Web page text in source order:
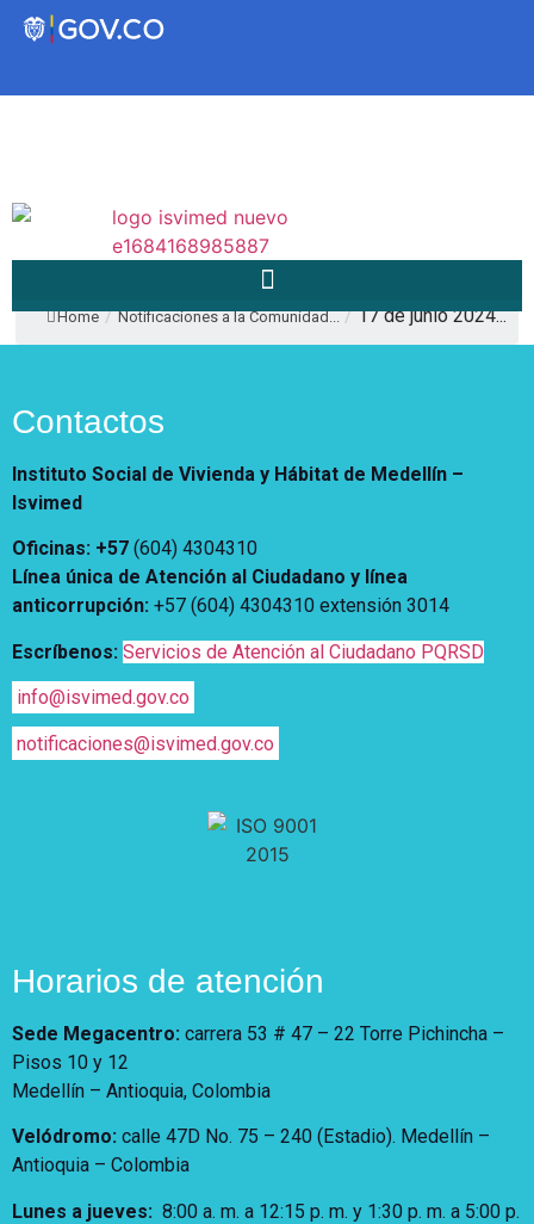
Servicios
Mejoramiento de
Vivienda Nueva
Vivienda un proyecto
familiar
Titulación
Arrendamiento temporal
Reconocimiento de
Edificaciones – C0
Convocatorias
¿Qué es el ISVIMED?
Plan de Desarrollo
Rendición de cuentas
Directorio de servidores
Opciones de accesibilidad
A+ A A-
Tamaño de la
Home / Notificaciones a la Comunidad... / 17 de junio 2024...
Contactos
Instituto Social de Vivienda y Hábitat de Medellín –
Isvimed
Oficinas: +57 (604) 4304310
Línea única de Atención al Ciudadano y línea
anticorrupción: +57 (604) 4304310 extensión 3014
Escríbenos: Servicios de Atención al Ciudadano PQRSD
info@isvimed.gov.co
notificaciones@isvimed.gov.co
Horarios de atención
Sede Megacentro: carrera 53 # 47 – 22 Torre Pichincha –
Pisos 10 y 12
Medellín – Antioquia, Colombia
Velódromo: calle 47D No. 75 – 240 (Estadio). Medellín –
Antioquia – Colombia
Lunes a jueves: 8:00 a. m. a 12:15 p. m. y 1:30 p. m. a 5:00 p.